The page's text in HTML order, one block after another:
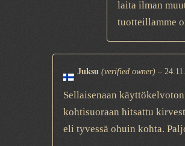
laita ilman
tuotteillamme
Juksu (verified owner) –
Sellaisenaan
kohtisuoraan hitsattu
eli tyvessä ohuin kohta.